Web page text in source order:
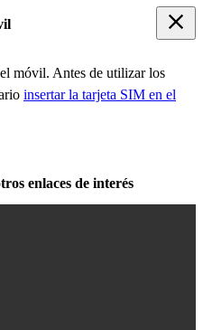
móvil. Antes de utilizar los
insertar la tarjeta SIM en el
enlaces de interés